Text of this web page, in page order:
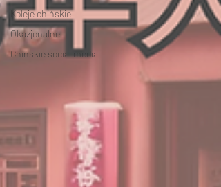
Koleje chińskie
Okazjonalne
Chińskie social media